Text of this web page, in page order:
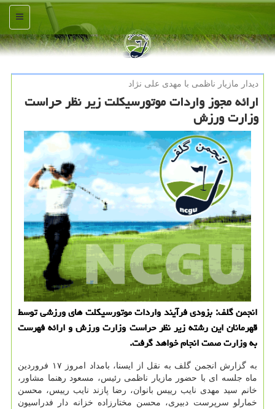
منو
دیدار مازیار ناظمی با مهدی علی نژاد
ارائه مجوز واردات موتورسیكلت زیر نظر حراست
وزارت ورزش
انجمن گلف: بزودی فرآیند واردات موتورسیکلت های ورزشی توسط
قهرمانان این رشته زیر نظر حراست وزارت ورزش و ارائه فهرست
به وزارت صمت انجام خواهد گرفت.
به گزارش انجمن گلف به نقل از ایسنا، بامداد امروز ۱۷ فروردین
ماه جلسه ای با حضور مازیار ناظمی رئیس، مسعود رهنما مشاور،
خانم سید مهدی نایب رییس بانوان، رضا پازند نایب رییس، محسن
خمارلو سرپرست دبیری، محسن مختارزاده خزانه دار فدراسیون